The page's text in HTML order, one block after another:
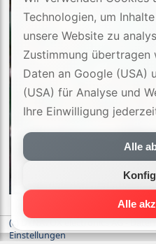
(c) DYNAVOX electronics AG-
Einstellungen
Technologien, um
unsere Website zu
Zustimmung übertragen
Daten an Google (USA)
(USA) für Analyse und
Ihre Einwilligung
Alle
Alle